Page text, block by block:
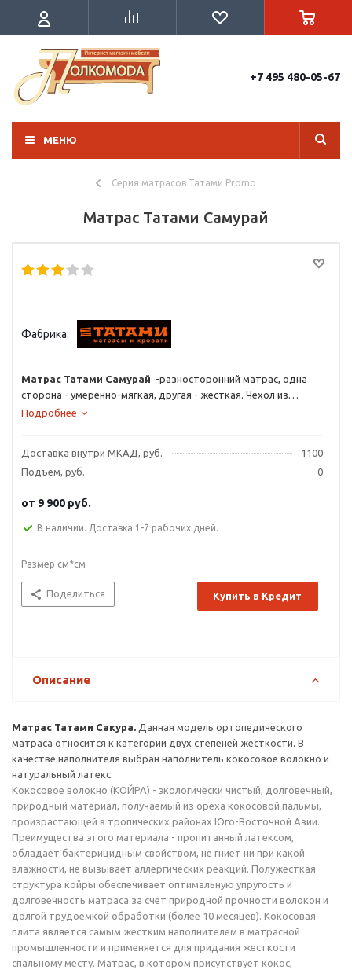
+7 495 480-05-67
МЕНЮ
Серия матрасов Татами Promo
Матрас Татами Самурай
Фабрика:
Матрас Татами Самурай -разносторонний матрас, одна
сторона - умеренно-мягкая, другая - жесткая. Чехол из
трикотажа с пропиткой Aloe Vera на периотеке.
Подробнее
Доставка внутри МКАД, руб.
1100
Подъем, руб.
0
от 9 900 руб.
В наличии. Доставка 1-7 рабочих дней.
Размер см*см
Поделиться Купить в Кредит
Описание
Матрас Татами Сакура. Данная модель ортопедического
матраса относится к категории двух степеней жесткости. В
качестве наполнителя выбран наполнитель кокосовое волокно и
натуральный латекс.
Кокосовое волокно (КОЙРА) - экологически чистый, долговечный,
природный материал, получаемый из ореха кокосовой пальмы,
произрастающей в тропических районах Юго-Восточной Азии.
Преимущества этого материала - пропитанный латексом,
обладает бактерицидным свойством, не гниет ни при какой
влажности, не вызывает аллергических реакций. Полужесткая
структура койры обеспечивает оптимальную упругость и
долговечность матраса за счет природной прочности волокон и
долгой трудоемкой обработки (более 10 месяцев). Кокосовая
плита является самым жестким наполнителем в матрасной
промышленности и применяется для придания жесткости
спальному месту. Матрас, в котором присутствует кокос,